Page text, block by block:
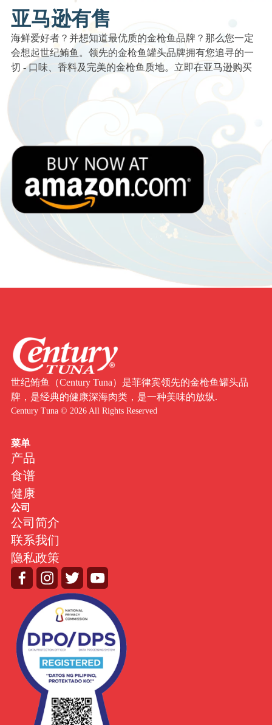
亚马逊有售
海鲜爱好者？并想知道最优质的金枪鱼品牌？那么您一定
会想起世纪鲔鱼。领先的金枪鱼罐头品牌拥有您追寻的一
切 - 口味、香料及完美的金枪鱼质地。立即在亚马逊购买
世纪鲔鱼（Century Tuna）是菲律宾领先的金枪鱼罐头品
牌，是经典的健康深海肉类，是一种美味的放纵.
Century Tuna © 2026 All Rights Reserved
菜单
产品
食谱
健康
公司
公司简介
联系我们
隐私政策